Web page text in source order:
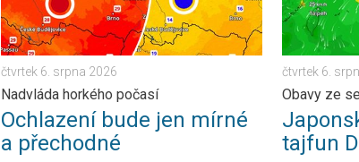
čtvrtek 6. srpna 2026
Nadvláda horkého počasí
Ochlazení bude jen mírné
a přechodné
čtvrtek 6.
Obavy ze
tajfun